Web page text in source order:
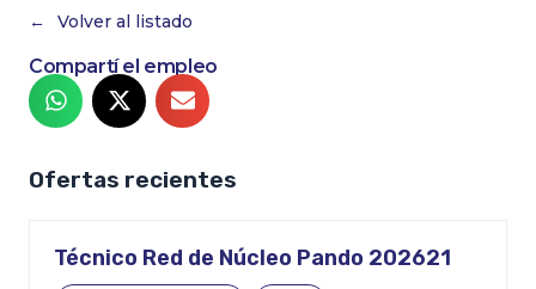
Volver al listado
Compartí el empleo
Ofertas recientes
Técnico Red de Núcleo Pando 202621